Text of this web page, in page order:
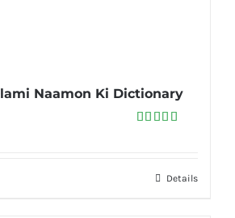
Naamon Ki Dictionary
Details